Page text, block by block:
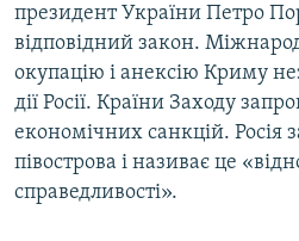
президент України Петро
відповідний закон.
окупацію і анексію Криму
дії Росії. Країни Заходу
економічних санкцій. Росія
півострова і називає це
справедливості».